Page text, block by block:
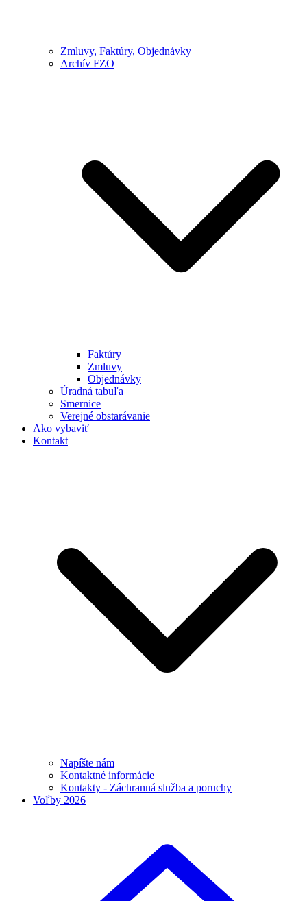
Zmluvy, Faktúry, Objednávky
Archív FZO
Faktúry
Zmluvy
Objednávky
Úradná tabuľa
Smernice
Verejné obstarávanie
Ako vybaviť
Kontakt
Napíšte nám
Kontaktné informácie
Kontakty - Záchranná služba a poruchy
Voľby 2026